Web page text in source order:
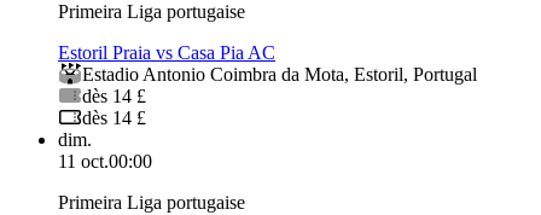
Primeira Liga portugaise
Estoril Praia vs Casa Pia AC
Estadio Antonio Coimbra da Mota, Estoril, Portugal
dès 14 £
dès 14 £
dim.
11 oct.00:00
Primeira Liga portugaise